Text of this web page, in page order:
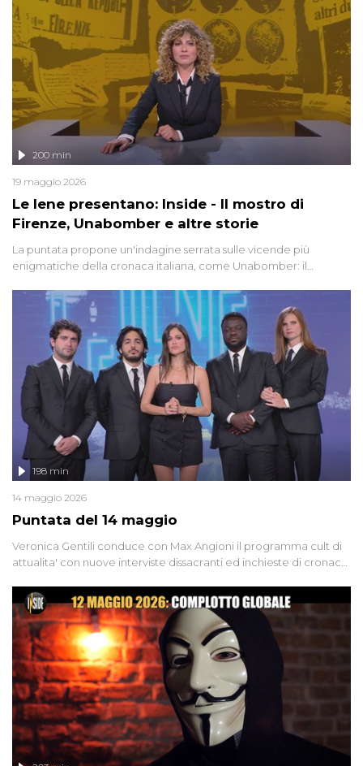
Le Iene presentano: Inside - Il mostro di
Firenze, Unabomber e altre storie
200 min
19 maggio 2026
La puntata propone un'indagine serrata sulle vicende più
enigmatiche della cronaca italiana, come Unabomber: il
'90 e il 2000 che, inquietantemente, potrebbe essere ancora in
libertà. Lo speciale affronta inoltre le zone d'ombra sul Mostro di
Firenze, le cui responsabilità appaiono ancora oggi avvolte in un
groviglio di dubbi mai chiariti. Nel corso dello speciale anche
l'intervista inedita a Olindo Romano, realizzata ne...
Puntata del 14 maggio
198 min
14 maggio 2026
Veronica Gentili conduce con Max Angioni il programma cult di
attualita' con nuove interviste dissacranti ed inchieste di cronaca